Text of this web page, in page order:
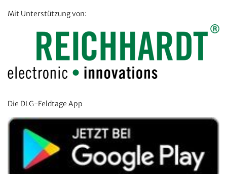
Mit Unterstützung von:
Die DLG-Feldtage App